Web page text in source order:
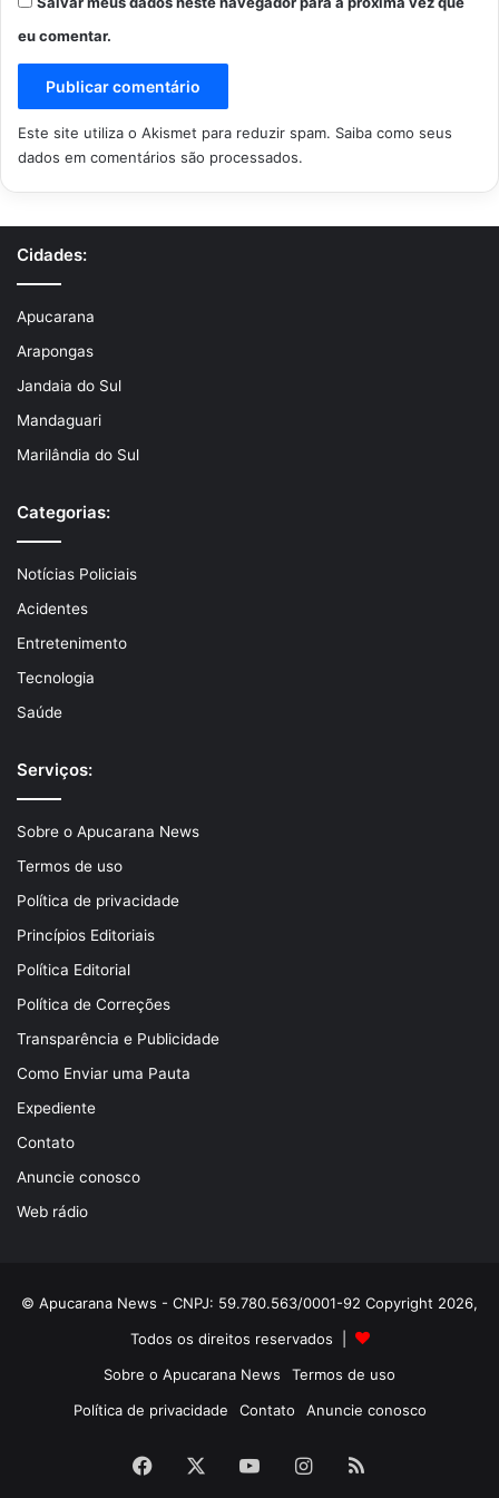
eu comentar.
Este site utiliza o Akismet para reduzir spam. Saiba como seus
dados em comentários são processados.
Cidades:
Apucarana
Arapongas
Jandaia do Sul
Mandaguari
Marilândia do Sul
Categorias:
Notícias Policiais
Acidentes
Entretenimento
Tecnologia
Saúde
Serviços:
Sobre o Apucarana News
Termos de uso
Política de privacidade
Princípios Editoriais
Política Editorial
Política de Correções
Transparência e Publicidade
Como Enviar uma Pauta
Expediente
Contato
Anuncie conosco
Web rádio
© Apucarana News - CNPJ: 59.780.563/0001-92 Copyright 2026,
Todos os direitos reservados |
Sobre o Apucarana News
Termos de uso
Política de privacidade
Contato Anuncie conosco
Facebook YouTubeInstagram
RSS